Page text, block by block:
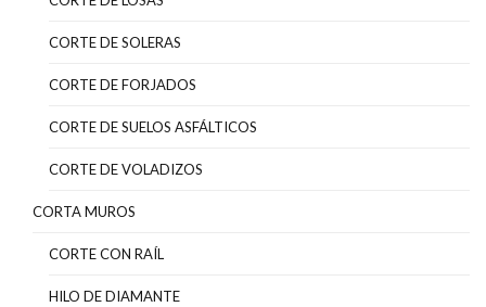
CORTE DE SOLERAS
CORTE DE FORJADOS
CORTE DE SUELOS ASFÁLTICOS
CORTE DE VOLADIZOS
CORTA MUROS
CORTE CON RAÍL
HILO DE DIAMANTE